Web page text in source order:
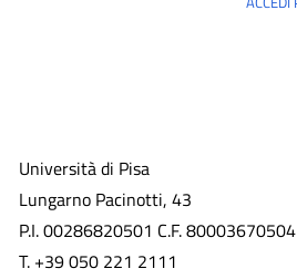
Università di Pisa
Lungarno Pacinotti, 43
P.I. 00286820501 C.F. 80003670504
T. +39 050 221 2111